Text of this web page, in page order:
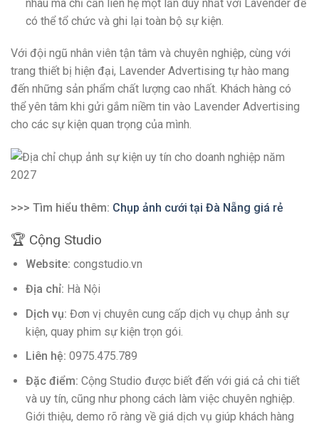
nhau mà chỉ cần liên hệ một lần duy nhất với Lavender để
có thể tổ chức và ghi lại toàn bộ sự kiện.
Với đội ngũ nhân viên tận tâm và chuyên nghiệp, cùng với
trang thiết bị hiện đại, Lavender Advertising tự hào mang
đến những sản phẩm chất lượng cao nhất. Khách hàng có
thể yên tâm khi gửi gắm niềm tin vào Lavender Advertising
cho các sự kiện quan trọng của mình.
>>> Tìm hiểu thêm: Chụp ảnh cưới tại Đà Nẵng giá rẻ
🏆 Cộng Studio
Website: congstudio.vn
Địa chỉ: Hà Nội
Dịch vụ: Đơn vị chuyên cung cấp dịch vụ chụp ảnh sự
kiện, quay phim sự kiện trọn gói.
Liên hệ: 0975.475.789
Đặc điểm: Cộng Studio được biết đến với giá cả chi tiết
và uy tín, cũng như phong cách làm việc chuyên nghiệp.
Giới thiệu, demo rõ ràng về giá dịch vụ giúp khách hàng